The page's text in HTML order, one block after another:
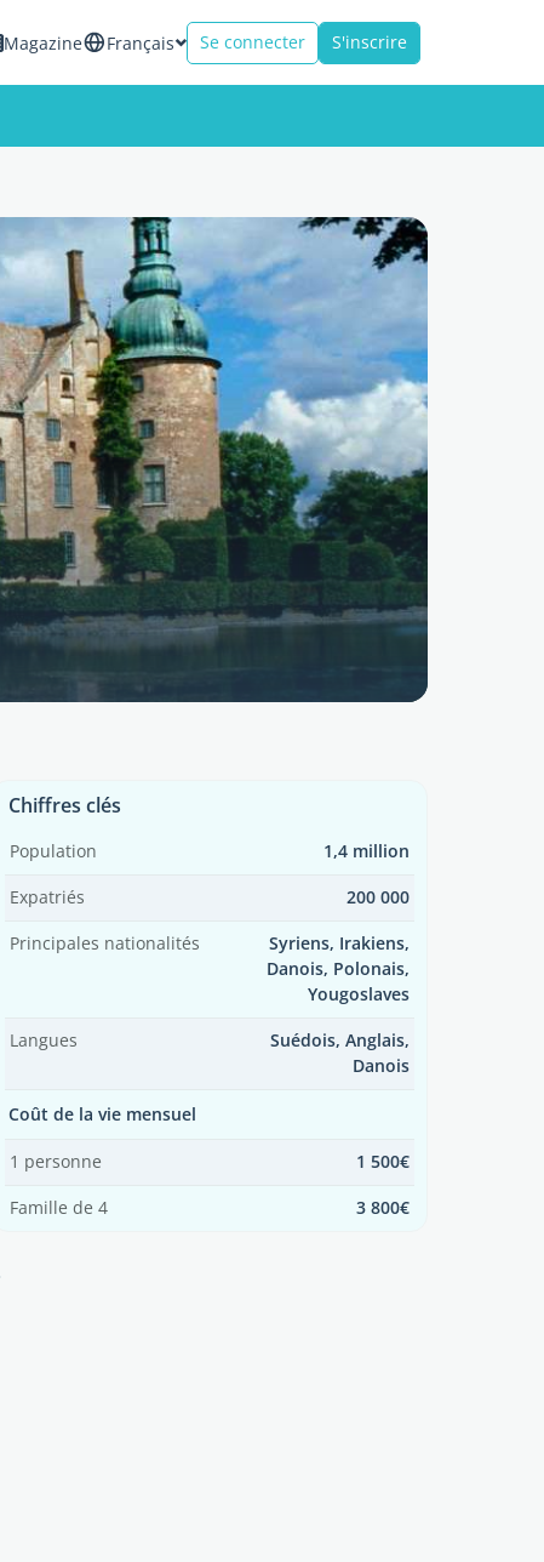
Magazine Français Se connecter S'inscrire
Chiffres clés
Population 1,4 million
Expatriés 200 000
Principales nationalités
Syriens, Irakiens,
Danois, Polonais,
Yougoslaves
Langues
Suédois, Anglais,
Danois
Coût de la vie mensuel
1 personne 1 500€
Famille de 4 3 800€